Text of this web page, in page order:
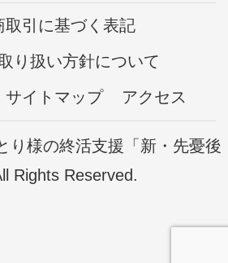
取引に基づく表記
り扱い方針について
サイトマップ アクセス
り様の終活支援「新・先憂後
Rights Reserved.